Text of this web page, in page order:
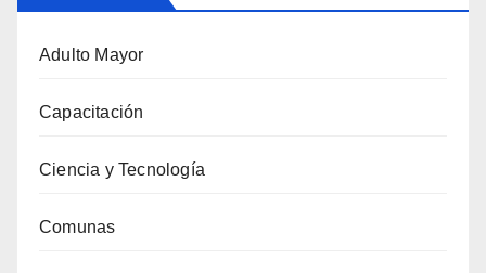
Adulto Mayor
Capacitación
Ciencia y Tecnología
Comunas